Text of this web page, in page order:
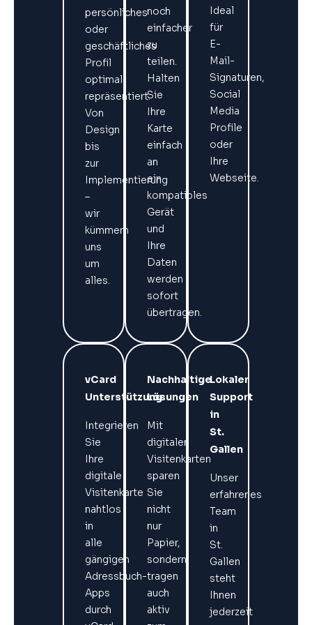
persönliches
oder
geschäftliches
Profil
optimal
repräsentiert.
Von
Design
bis
zur
Implementierung
–
wir
kümmern
uns
um
alles.
noch
einfacher
zu
teilen.
Halten
Sie
Ihre
Karte
einfach
an
ein
kompatibles
Gerät
und
Ihre
Daten
werden
sofort
übertragen.
Ideal
für
E-
Mail-
Signaturen,
Social
Media
Profile
oder
Ihre
Webseite.
vCard
Unterstützung
Integrieren
Sie
Ihre
digitale
Visitenkarte
nahtlos
in
alle
gängigen
Adressbuch-
Apps
durch
Nachhaltige
Lösungen
Mit
digitalen
Visitenkarten
sparen
Sie
nicht
nur
Papier,
sondern
tragen
auch
aktiv
Lokaler
Support
in
St.
Gallen
Unser
erfahrenes
Team
in
St.
Gallen
steht
Ihnen
jederzeit